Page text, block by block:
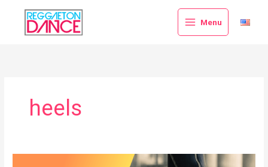
content
Menu
heels